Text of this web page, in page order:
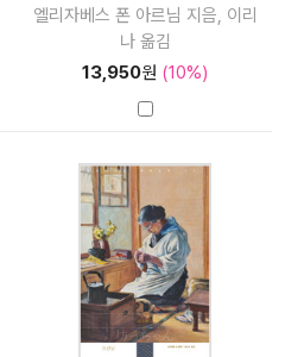
엘리자베스 폰 아르님 지음, 이리
나 옮김
13,950원 (10%)